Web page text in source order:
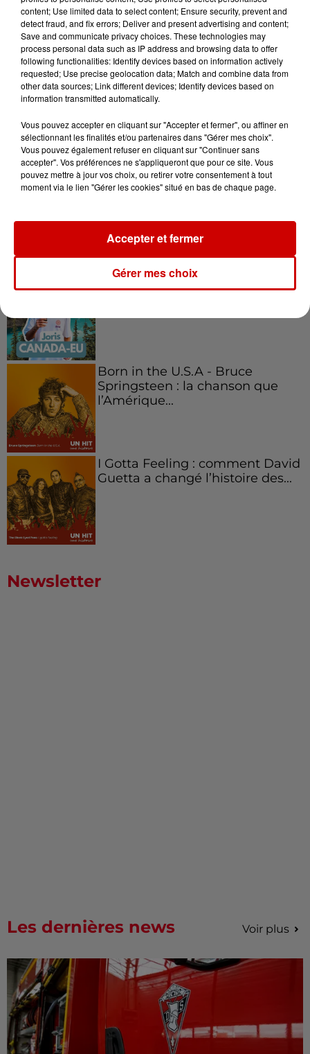
Le Duel - Gagnez votre balade
en jet ski !
Podcasts Voir plus
Kelly Massol, figure
Aménager un school bus au
Canada et accueillir les bleus à
Born in the U.S.A - Bruce
Springsteen : la chanson que
l’Amérique...
I Gotta Feeling : comment David
Guetta a changé l’histoire des...
Newsletter
Les dernières news Voir plus
content; Use limited data to select content; Ensure security, prevent and
detect fraud, and fix errors; Deliver and present advertising and content;
Save and communicate privacy choices. These technologies may
process personal data such as IP address and browsing data to offer
following functionalities: Identify devices based on information actively
requested; Use precise geolocation data; Match and combine data from
other data sources; Link different devices; Identify devices based on
information transmitted automatically.
Vous pouvez accepter en cliquant sur "Accepter et fermer", ou affiner en
sélectionnant les finalités et/ou partenaires dans "Gérer mes choix".
Vous pouvez également refuser en cliquant sur "Continuer sans
accepter". Vos préférences ne s'appliqueront que pour ce site. Vous
pouvez mettre à jour vos choix, ou retirer votre consentement à tout
moment via le lien "Gérer les cookies" situé en bas de chaque page.
Gérer mes choix
Accepter et fermer